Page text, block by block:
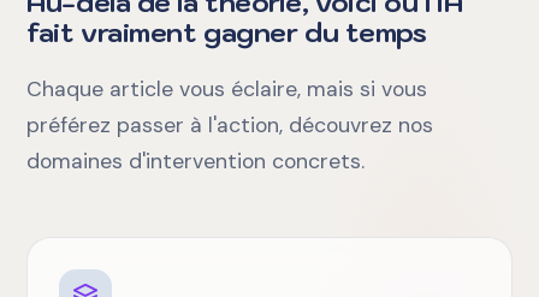
fait vraiment gagner du temps
Chaque article vous éclaire, mais si vous
préférez passer à l'action, découvrez nos
domaines d'intervention concrets.